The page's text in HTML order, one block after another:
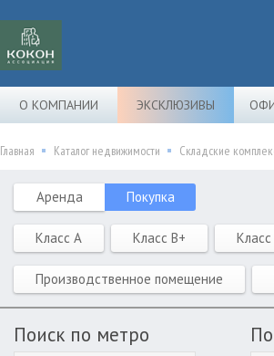
О КОМПАНИИ ЭКСКЛЮЗИВЫ
Главная Каталог недвижимости Складские
Аренда Покупка
Класс A Класс B+ Класс
Производственное помещение
Поиск по метро